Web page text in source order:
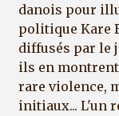
danois pour
politique Kare
diffusés par le
ils en
rare violence,
initiaux... L'un